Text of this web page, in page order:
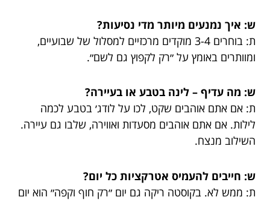
ש: איך נמנעים מיותר מדי נסיעות?
ת: בוחרים 3-4 מוקדים מרכזיים למסלול של שבועיים,
ומוותרים באומץ על ״רק לקפוץ גם לשם״.
ש: מה עדיף – לינה בטבע או בעיירה?
ת: אם אתם אוהבים שקט, לכו על לודג׳ בטבע לכמה
לילות. אם אתם אוהבים מסעדות ואווירה, שלבו גם עיירה.
השילוב מנצח.
ש: חייבים להעמיס אטרקציות כל יום?
ת: ממש לא. בקוסטה ריקה גם יום ״רק חוף וקפה״ הוא יום